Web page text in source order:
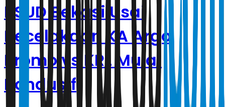
RSUD Bekasi Usai
Kecelakaan KA Argo
Bromo vs KRL Mulai
Kondusif